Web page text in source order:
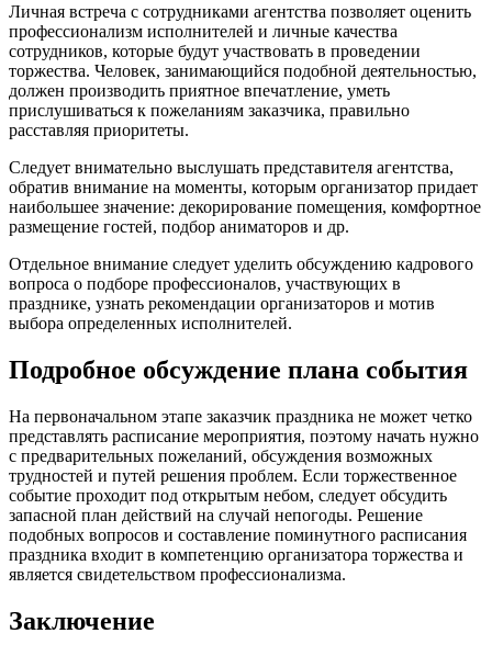
Личная встреча с сотрудниками агентства позволяет оценить
профессионализм исполнителей и личные качества
сотрудников, которые будут участвовать в проведении
торжества. Человек, занимающийся подобной деятельностью,
должен производить приятное впечатление, уметь
прислушиваться к пожеланиям заказчика, правильно
расставляя приоритеты.
Следует внимательно выслушать представителя агентства,
обратив внимание на моменты, которым организатор придает
наибольшее значение: декорирование помещения, комфортное
размещение гостей, подбор аниматоров и др.
Отдельное внимание следует уделить обсуждению кадрового
вопроса о подборе профессионалов, участвующих в
празднике, узнать рекомендации организаторов и мотив
выбора определенных исполнителей.
Подробное обсуждение плана события
На первоначальном этапе заказчик праздника не может четко
представлять расписание мероприятия, поэтому начать нужно
с предварительных пожеланий, обсуждения возможных
трудностей и путей решения проблем. Если торжественное
событие проходит под открытым небом, следует обсудить
запасной план действий на случай непогоды. Решение
подобных вопросов и составление поминутного расписания
праздника входит в компетенцию организатора торжества и
является свидетельством профессионализма.
Заключение